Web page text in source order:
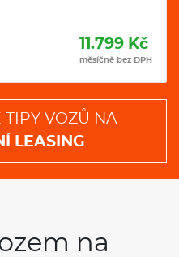
11.799 Kč
měsíčně bez DPH
TIPY VOZŮ NA
LEASING
na